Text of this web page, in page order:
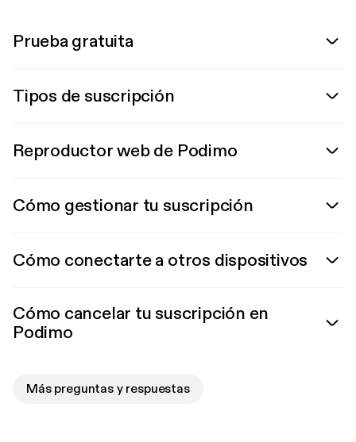
Prueba gratuita
Tipos de suscripción
Reproductor web de Podimo
Cómo gestionar tu suscripción
Cómo conectarte a otros dispositivos
Cómo cancelar tu suscripción en
Podimo
Más preguntas y respuestas